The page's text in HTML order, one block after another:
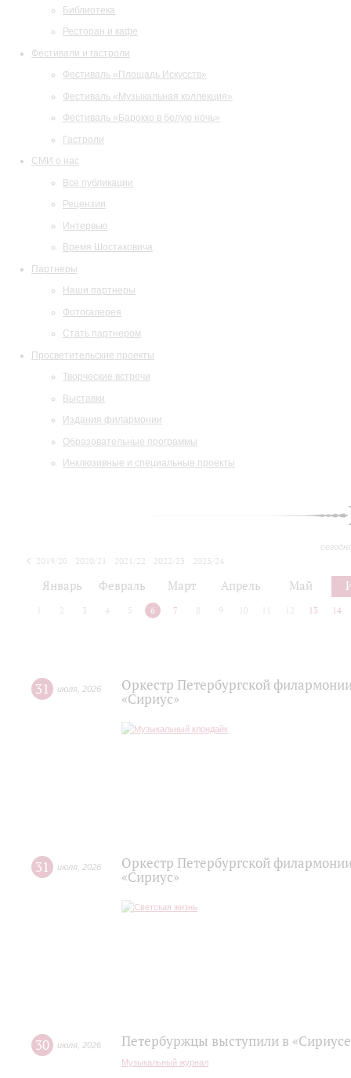
Библиотека
Ресторан и кафе
Фестивали и гастроли
Фестиваль «Площадь Искусств»
Фестиваль «Музыкальная коллекция»
Фестиваль «Барокко в белую ночь»
Гастроли
СМИ о нас
Все публикации
Рецензии
Интервью
Время Шостаковича
Партнеры
Наши партнеры
Фотогалерея
Стать партнером
Просветительские проекты
Творческие встречи
Выставки
Издания филармонии
Образовательные программы
Инклюзивные и специальные проекты
2019/20 2020/21 2021/22 2022/23
2023/24
Январь Февраль Март Апрель Май
2 3 4 5 6 7 8 9 10 12 13 14
31 июля 2026
Оркестр Петербургской
«Сириус»
31 июля 2026
Оркестр Петербургской
«Сириус»
30 июля 2026 Петербуржцы выступили в
Музыкальный журнал